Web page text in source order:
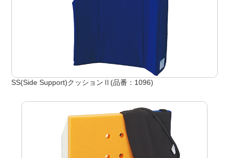
SS(Side Support)クッションⅡ(品番：1096)